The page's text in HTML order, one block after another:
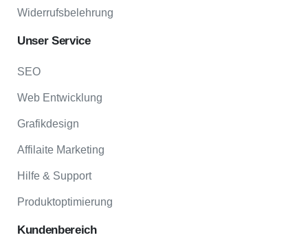
Widerrufsbelehrung
Unser Service
SEO
Web Entwicklung
Grafikdesign
Affilaite Marketing
Hilfe & Support
Produktoptimierung
Kundenbereich